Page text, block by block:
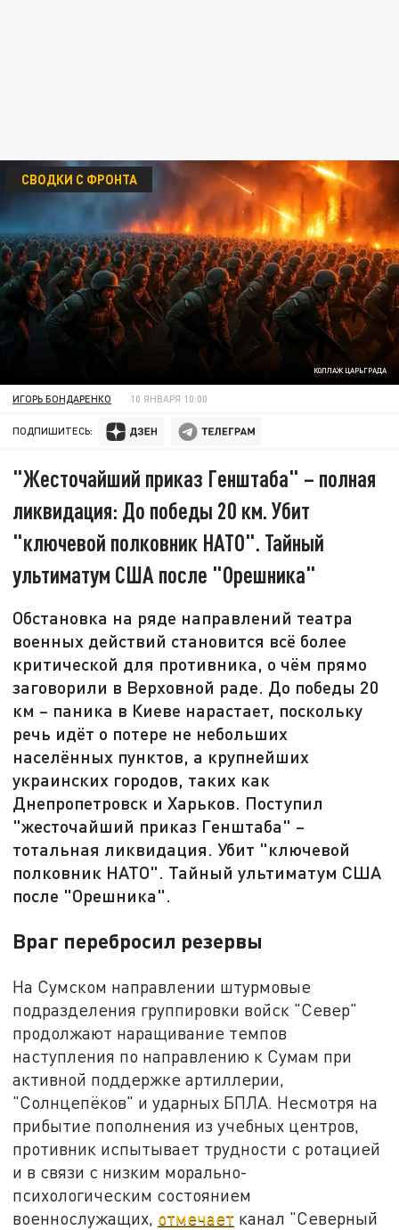
КОЛЛАЖ ЦАРЬГРАДА
СВОДКИ С ФРОНТА
ИГОРЬ БОНДАРЕНКО 10 ЯНВАРЯ 10:00
ПОДПИШИТЕСЬ:
"Жесточайший приказ Генштаба" – полная
ликвидация: До победы 20 км. Убит
"ключевой полковник НАТО". Тайный
ультиматум США после "Орешника"
Обстановка на ряде направлений театра
военных действий становится всё более
критической для противника, о чём прямо
заговорили в Верховной раде. До победы 20
км – паника в Киеве нарастает, поскольку
речь идёт о потере не небольших
населённых пунктов, а крупнейших
украинских городов, таких как
Днепропетровск и Харьков. Поступил
"жесточайший приказ Генштаба" –
тотальная ликвидация. Убит "ключевой
полковник НАТО". Тайный ультиматум США
после "Орешника".
Враг перебросил резервы
На Сумском направлении штурмовые
подразделения группировки войск "Север"
продолжают наращивание темпов
наступления по направлению к Сумам при
активной поддержке артиллерии,
"Солнцепёков" и ударных БПЛА. Несмотря на
прибытие пополнения из учебных центров,
противник испытывает трудности с ротацией
и в связи с низким морально-
психологическим состоянием
военнослужащих, отмечает канал "Северный